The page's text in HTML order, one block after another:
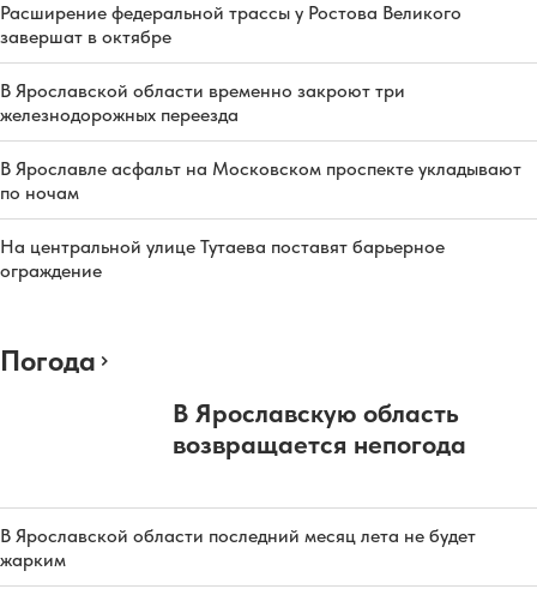
Расширение федеральной трассы у Ростова Великого
завершат в октябре
В Ярославской области временно закроют три
железнодорожных переезда
В Ярославле асфальт на Московском проспекте укладывают
по ночам
На центральной улице Тутаева поставят барьерное
ограждение
Погода
В Ярославскую область
возвращается непогода
В Ярославской области последний месяц лета не будет
жарким